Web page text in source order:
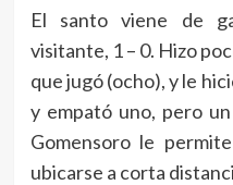
El santo viene de
visitante, 1 – 0. Hizo
que jugó (ocho), y le
y empató uno, pero
Gomensoro le
ubicarse a corta